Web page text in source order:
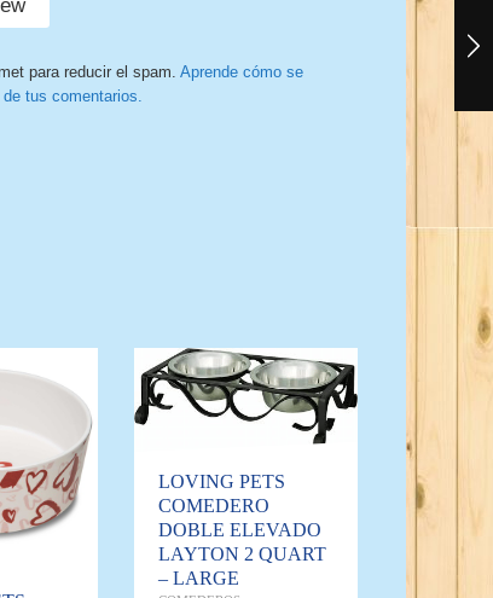
para reducir el spam. Aprende cómo se
tus comentarios.
LOVING PETS
COMEDERO
DOBLE ELEVADO
LAYTON 2 QUART
– LARGE